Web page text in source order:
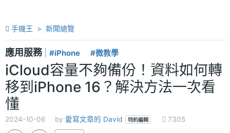
手機王 新聞總覽
應用服務 #iPhone #微教學
iCloud容量不夠備份！資料如何轉
移到iPhone 16？解決方法一次看
懂
2024-10-06 by 愛寫文章的 David 特約編輯 7305